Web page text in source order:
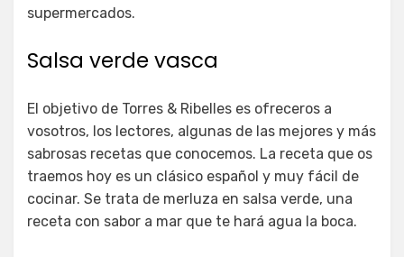
supermercados.
Salsa verde vasca
El objetivo de Torres & Ribelles es ofreceros a
vosotros, los lectores, algunas de las mejores y más
sabrosas recetas que conocemos. La receta que os
traemos hoy es un clásico español y muy fácil de
cocinar. Se trata de merluza en salsa verde, una
receta con sabor a mar que te hará agua la boca.